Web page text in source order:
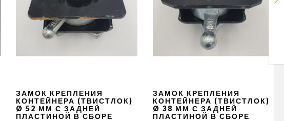
ЗАМОК КРЕПЛЕНИЯ
КОНТЕЙНЕРА (ТВИСТЛОК)
Ø 52 ММ С ЗАДНЕЙ
ПЛАСТИНОЙ В СБОРЕ
ЗАМОК КРЕПЛЕНИЯ
КОНТЕЙНЕРА (ТВИСТЛОК)
Ø 38 ММ С ЗАДНЕЙ
ПЛАСТИНОЙ В СБОРЕ